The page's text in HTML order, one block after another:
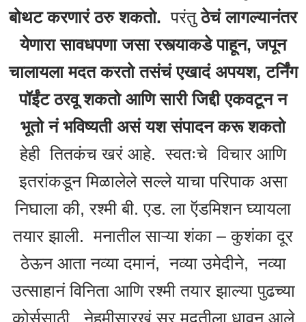
बोथट करणारं ठरु शकतो. परंतुठेचं लागल्यानंतर
येणारा सावधपणा जसा रस्त्याकडे पाहून, जपून
चालायला मदत करतो तसंचं एखादं अपयश, टर्निंग
पॉईंट ठरवू शकतो आणि सारी जिद्दी एकवटून न
भूतो नं भविष्यती असं यश संपादन करू शकतो
हेही तितकंच खरं आहे. स्वतःचे विचार आणि
इतरांकडून मिळालेले सल्ले याचा परिपाक असा
निघाला की, रश्मी बी. एड. ला ऍडमिशन घ्यायला
तयार झाली. मनातील साऱ्या शंका – कुशंका दूर
ठेऊन आता नव्या दमानं, नव्या उमेदीने, नव्या
उत्साहानं विनिता आणि रश्मी तयार झाल्या पुढच्या
कोर्ससाठी. नेहमीसारखं सर मदतीला धावून आले